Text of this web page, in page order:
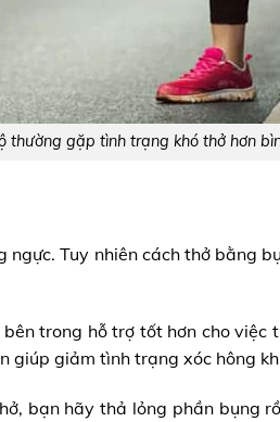
thường gặp tình trạng khó thở hơn
Tuy nhiên cách thở bằng
trong hỗ trợ tốt hơn cho việc
giúp giảm tình trạng xóc hông
bạn hãy thả lỏng phần bụng